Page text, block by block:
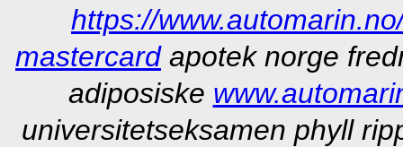
https://
mastercardapotek norge
adiposiske
universitetseksamen phyll